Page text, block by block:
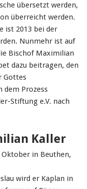
übersetzt werden,
überreicht werden.
ist 2013 bei der
Nunmehr ist auf
Bischof Maximilian
dazu beitragen, den
Gottes
dem Prozess
Stiftung e.V. nach
Kaller
in Beuthen,
wird er Kaplan in